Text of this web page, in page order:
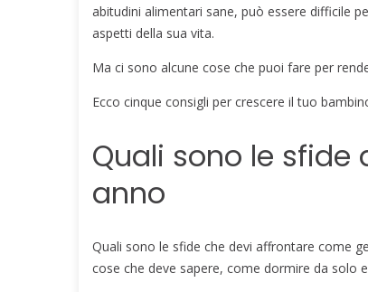
abitudini alimentari sane, può essere difficile
aspetti della sua vita.
Ma ci sono alcune cose che puoi fare per
Ecco cinque consigli per crescere il tuo
Quali sono le
anno
Quali sono le sfide che devi affrontare come
cose che deve sapere, come dormire da solo